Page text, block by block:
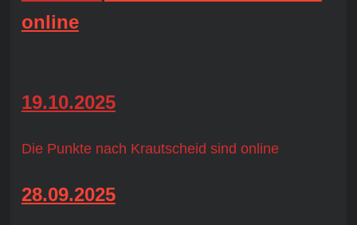
online
19.10.2025
Die Punkte nach Krautscheid sind online
28.09.2025